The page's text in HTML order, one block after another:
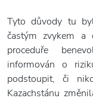
Tyto důvody tu
častým zvykem a
proceduře
informován o
podstoupit, či
Kazachstánu